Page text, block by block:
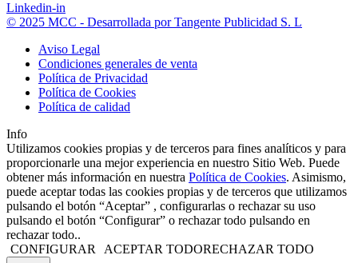
Linkedin-in
© 2025 MCC - Desarrollada por Tangente Publicidad S. L
Aviso Legal
Condiciones generales de venta
Política de Privacidad
Política de Cookies
Política de calidad
Info
Utilizamos cookies propias y de terceros para fines analíticos y para
proporcionarle una mejor experiencia en nuestro Sitio Web. Puede
obtener más información en nuestra Política de Cookies. Asimismo,
puede aceptar todas las cookies propias y de terceros que utilizamos
pulsando el botón “Aceptar” , configurarlas o rechazar su uso
pulsando el botón “Configurar” o rechazar todo pulsando en
rechazar todo..
CONFIGURAR
ACEPTAR TODORECHAZAR TODO